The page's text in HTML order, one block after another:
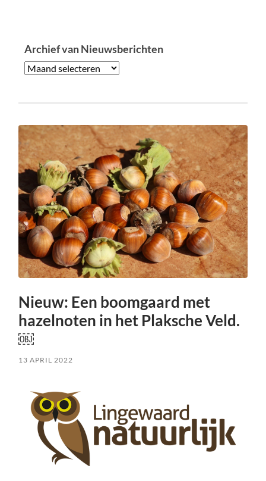
Archief van Nieuwsberichten
Nieuw: Een boomgaard met
hazelnoten in het Plaksche Veld.
￼
13 APRIL 2022